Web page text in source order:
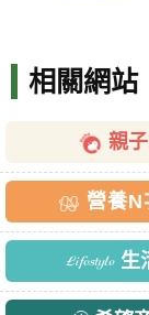
相關網站
親
營養N
生